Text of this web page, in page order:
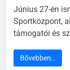
Június 27-én
Sportközpont,
támogatói és
Bővebben…